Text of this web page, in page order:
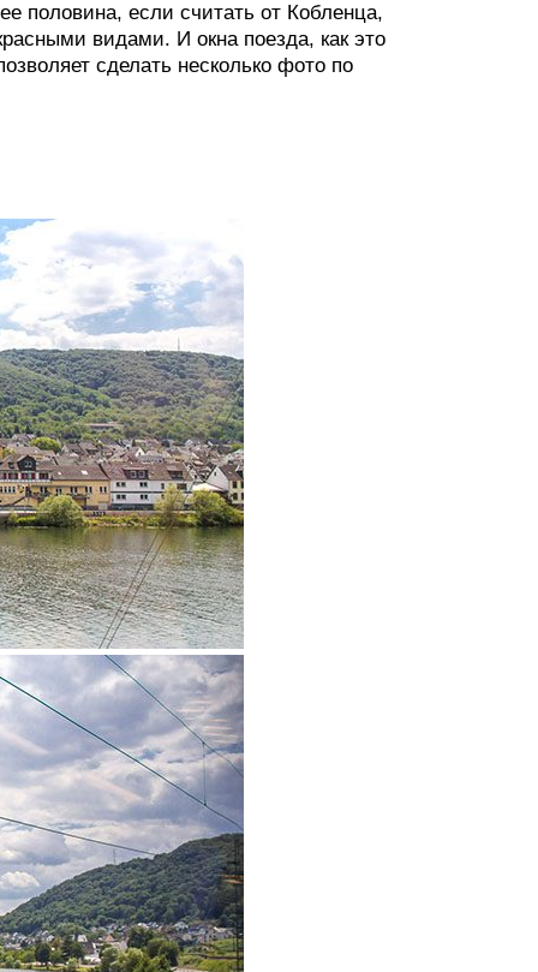
половина, если считать от Кобленца,
видами. И окна поезда, как это
сделать несколько фото по